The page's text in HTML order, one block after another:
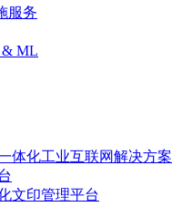
服务
& ML
体化工业互联网解决方案
文印管理平台